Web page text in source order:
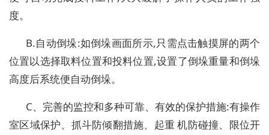
度。
B.自动倒垛:如倒垛画面所示,只需点击触摸屏的两个
位置以选择取料位置和投料位置,设置了倒垛重量和倒垛
高度后系统便自动倒垛。
C、完善的监控和多种可靠、有效的保护措施:有操作
室区域保护、抓斗防倾翻措施、起重 机防碰撞、限位开